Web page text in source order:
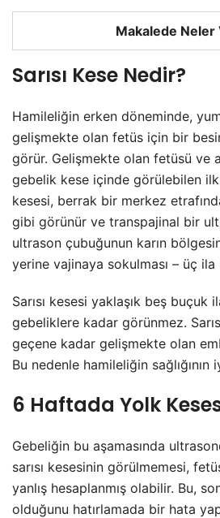
Makalede Neler
Sarısı Kese Nedir?
Hamileliğin erken döneminde,
gelişmekte olan fetüs için bir
görür. Gelişmekte olan fetüsü ve
gebelik kese içinde görülebilen ilk
kesesi, berrak bir merkez
gibi görünür ve transpajinal bir
ultrason çubuğunun karın
yerine vajinaya sokulması – üç ila
Sarısı kesesi yaklaşık beş buçuk
gebeliklere kadar görünmez.
geçene kadar gelişmekte olan
Bu nedenle hamileliğin
6 Haftada Yolk
Gebeliğin bu aşamasında
sarısı kesesinin görülmemesi,
yanlış hesaplanmış olabilir. Bu,
olduğunu hatırlamada bir hata